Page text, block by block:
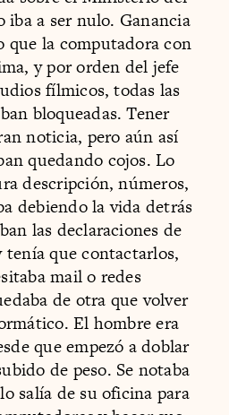
a ser nulo. Ganancia
que la computadora con
y por orden del jefe
fílmicos, todas las
bloqueadas. Tener
noticia, pero aún así
quedando cojos. Lo
descripción, números,
debiendo la vida detrás
las declaraciones de
tenía que contactarlos,
mail o redes
de otra que volver
El hombre era
que empezó a doblar
de peso. Se notaba
salía de su oficina para